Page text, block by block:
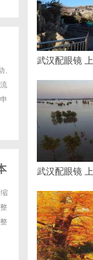
武汉配眼镜
武汉配眼镜